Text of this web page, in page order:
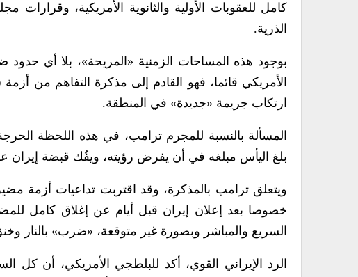
كامل للعقوبات الأولية والثانوية الأمريكية،
الذرية.
بوجود هذه المساحات الزمنية «المريحة»، بلا أي
الأمريكي قائما، فهو القادم إلى مذكرة التفاهم من
ارتكاب جريمة «جديدة» في المنطقة.
المسألة بالنسبة للمجرم ترامب، في هذه اللحظة
بلغ اليأس مبلغه في أن يفرض رؤيته، ويفُك قبضة إيران
ويتعلق ترامب بالمذكرة، وقد اقتربت تداعيات أزمة
خصوصا بعد إعلان إيران قبل أيام عن إغلاق كامل
السريع والمباشر وبصورة غير متوقعة، «ضرب» بالنار
الرد الإيراني القوي، أكد للبلطجي الأمريكي، أن كل